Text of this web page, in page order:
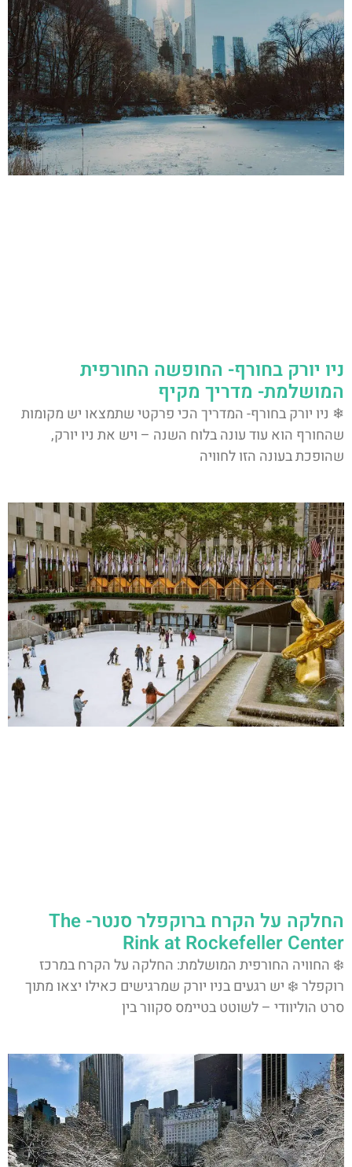
ניו יורק בחורף- החופשה החורפית
המושלמת- מדריך מקיף
❄ ניו יורק בחורף- המדריך הכי פרקטי שתמצאו יש מקומות
שהחורף הוא עוד עונה בלוח השנה – ויש את ניו יורק,
שהופכת בעונה הזו לחוויה
החלקה על הקרח ברוקפלר סנטר- The
Rink at Rockefeller Center
❄️ החוויה החורפית המושלמת: החלקה על הקרח במרכז
רוקפלר ❄️ יש רגעים בניו יורק שמרגישים כאילו יצאו מתוך
סרט הוליוודי – לשוטט בטיימס סקוור בין